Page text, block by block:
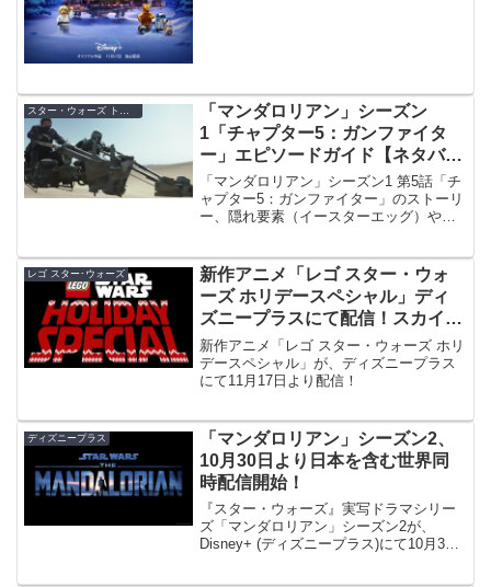
スター・ウォーズ トリビア
「マンダロリアン」シーズン
1「チャプター5：ガンファイタ
ー」エピソードガイド【ネタバレ
注意】
「マンダロリアン」シーズン1 第5話「チ
ャプター5：ガンファイター」のストーリ
ー、隠れ要素（イースターエッグ）やオ
レゴ スター･ウォーズ
新作アニメ「レゴ スター・ウォ
ーズ ホリデースペシャル」ディ
ズニープラスにて配信！スカイウ
ォーカー・サーガのキャラが集結
新作アニメ「レゴ スター・ウォーズ ホリ
デースペシャル」が、ディズニープラス
にて11月17日より配信！
ディズニープラス
「マンダロリアン」シーズン2、
10月30日より日本を含む世界同
時配信開始！
『スター・ウォーズ』実写ドラマシリー
ズ「マンダロリアン」シーズン2が、
Disney+ (ディズニープラス)にて10月30